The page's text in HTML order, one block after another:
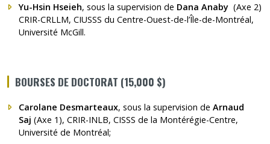
Yu-Hsin Hseieh, sous la supervision de Dana Anaby (Axe 2)
CRIR-CRLLM, CIUSSS du Centre-Ouest-de-l’Île-de-Montréal,
Université McGill.
BOURSES DE DOCTORAT (15,000 $)
Carolane Desmarteaux, sous la supervision de Arnaud
Saj (Axe 1), CRIR-INLB, CISSS de la Montérégie-Centre,
Université de Montréal;